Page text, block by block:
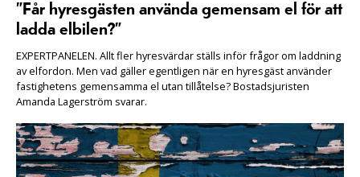
”Får hyresgästen använda gemensam el för att
ladda elbilen?”
EXPERTPANELEN. Allt fler hyresvärdar ställs inför frågor om laddning
av elfordon. Men vad gäller egentligen när en hyresgäst använder
fastighetens gemensamma el utan tillåtelse? Bostadsjuristen
Amanda Lagerström svarar.